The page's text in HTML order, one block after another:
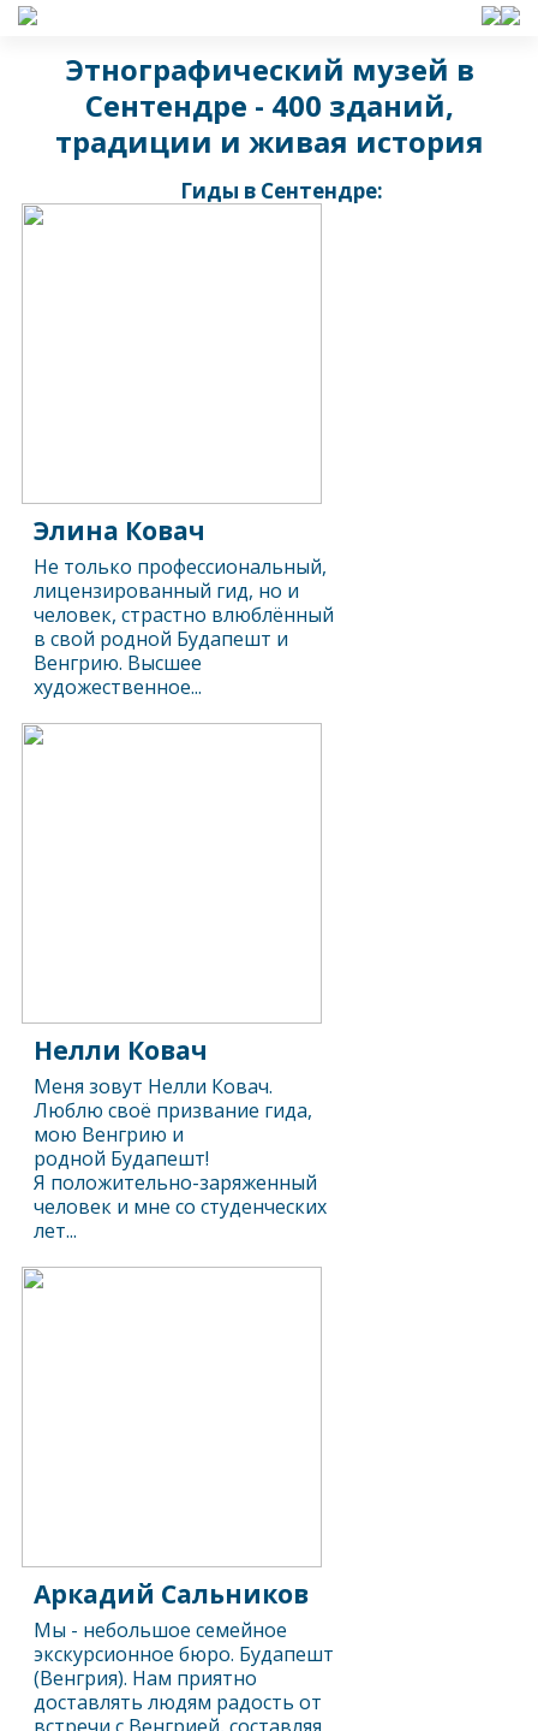
Этнографический музей в
Сентендре - 400 зданий,
традиции и живая история
Гиды в Сентендре:
Элина Ковач
Не только профессиональный,
лицензированный гид, но и
человек, страстно влюблённый
в свой родной Будапешт и
Венгрию. Высшее
художественное...
Нелли Ковач
Меня зовут Нелли Ковач.
Люблю своё призвание гида,
мою Венгрию и
родной Будапешт!
Я положительно-заряженный
человек и мне со студенческих
лет...
Аркадий Сальников
Мы - небольшое семейное
экскурсионное бюро. Будапешт
(Венгрия). Нам приятно
доставлять людям радость от